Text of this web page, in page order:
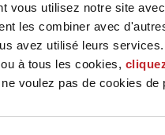
vous utilisez notre site
les combiner avec
avez utilisé leurs
à tous les cookies,
voulez pas de cookies de